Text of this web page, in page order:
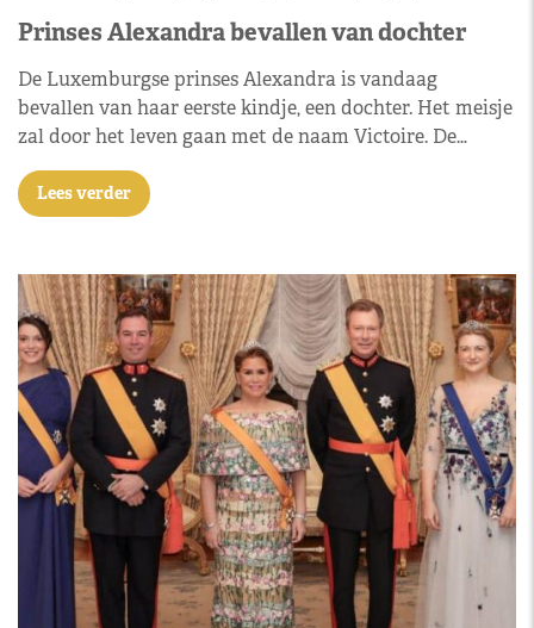
Prinses Alexandra bevallen van dochter
De Luxemburgse prinses Alexandra is vandaag
bevallen van haar eerste kindje, een dochter. Het meisje
zal door het leven gaan met de naam Victoire. De…
Lees verder